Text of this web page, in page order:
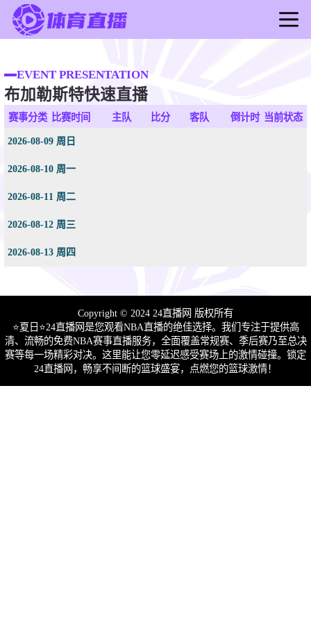
足球直播
篮球直播
足球录像
篮球新闻
EVENT PRESENTATION
布加勒斯特快速直播
赛事分类 比赛时间 主队 比分 客队 倒计时 当前状态
2026-08-09 周日
2026-08-10 周一
2026-08-11 周二
2026-08-12 周三
2026-08-13 周四
Copyright © 2024 24直播网 版权所有
⭐️夏日⭐24直播网是您观看NBA直播的绝佳选择。我们专注于提供高
清、流畅的免费NBA赛事直播服务，全面覆盖常规赛、季后赛乃至总决
赛等每一场精彩对决。这里能让您零延迟感受赛场上的激情碰撞。锁定
24直播网，畅享不间断的篮球盛宴，点燃您的篮球激情！